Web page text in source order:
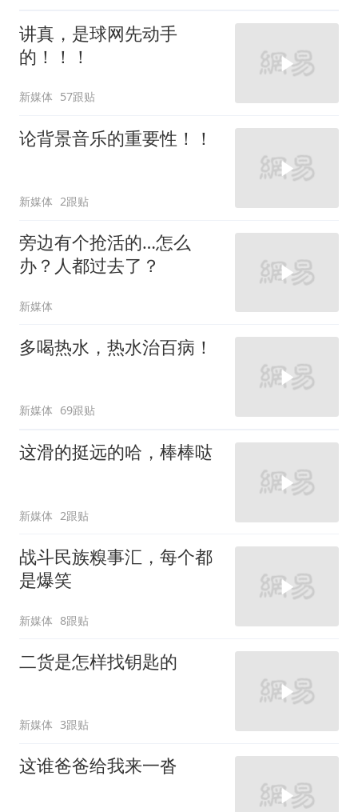
讲真，是球网先动手
的！！！
新媒体 57跟贴
论背景音乐的重要性！！
新媒体 2跟贴
旁边有个抢活的…怎么
办？人都过去了？
新媒体
多喝热水，热水治百病！
新媒体 69跟贴
这滑的挺远的哈，棒棒哒
新媒体 2跟贴
战斗民族糗事汇，每个都
是爆笑
新媒体 8跟贴
二货是怎样找钥匙的
新媒体 3跟贴
这谁爸爸给我来一沓